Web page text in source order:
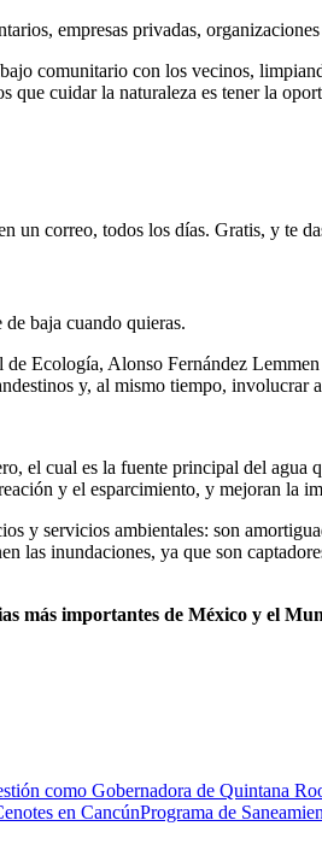
empresas privadas,
comunitario con los vecinos,
que cuidar la naturaleza es tener la
un correo, todos los días. Gratis, y te
de baja cuando quieras.
Ecología, Alonso Fernández
y, al mismo tiempo, involucrar
el cual es la fuente principal del
y el esparcimiento, y mejoran la
y servicios ambientales: son
inundaciones, ya que son
más importantes de México y el
como Gobernadora de Quintana
en CancúnPrograma de